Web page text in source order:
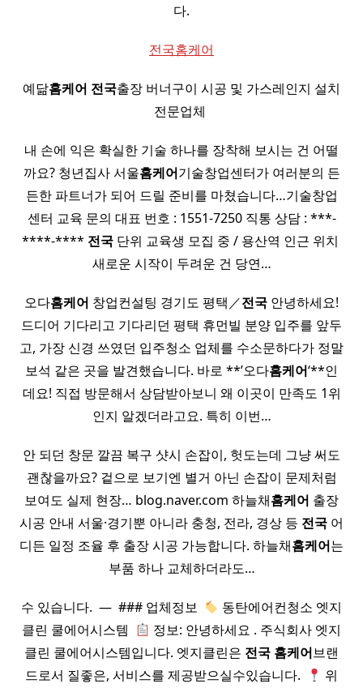
다.
전국홈케어
예닮홈케어 전국출장 버너구이 시공 및 가스레인지 설치
전문업체 ​
내 손에 익은 확실한 기술 하나를 장착해 보시는 건 어떨
까요? 청년집사 서울홈케어기술창업센터가 여러분의 든
든한 파트너가 되어 드릴 준비를 마쳤습니다…기술창업
센터 교육 문의 대표 번호 : 1551-7250 직통 상담 : ***-
****-**** 전국단위 교육생 모집 중 / 용산역 인근 위치 ​
새로운 시작이 두려운 건 당연…
오다홈케어 창업컨설팅 경기도 평택／전국 안녕하세요!
드디어 기다리고 기다리던 평택 휴먼빌 분양 입주를 앞두
고, 가장 신경 쓰였던 입주청소 업체를 수소문하다가 정말
보석 같은 곳을 발견했습니다. 바로 **’오다홈케어‘**인
데요! 직접 방문해서 상담받아보니 왜 이곳이 만족도 1위
인지 알겠더라고요. 특히 이번…
안 되던 창문 깔끔 복구 샷시 손잡이, 헛도는데 그냥 써도
괜찮을까요? 겉으로 보기엔 별거 아닌 손잡이 문제처럼
보여도 실제 현장… blog.naver.com 하늘채홈케어 출장
시공 안내 서울·경기뿐 아니라 충청, 전라, 경상 등 전국 어
디든 일정 조율 후 출장 시공 가능합니다. 하늘채홈케어는
부품 하나 교체하더라도…
수 있습니다. ​ — ​ ### 업체정보 ​
동탄에어컨청소 엣지
클린 쿨에어시스템 ​
정보: 안녕하세요 . 주식회사 엣지
클린 쿨에어시스템입니다. 엣지클린은 전국 홈케어브랜
드로서 질좋은, 서비스를 제공받으실수있습니다. ​
위